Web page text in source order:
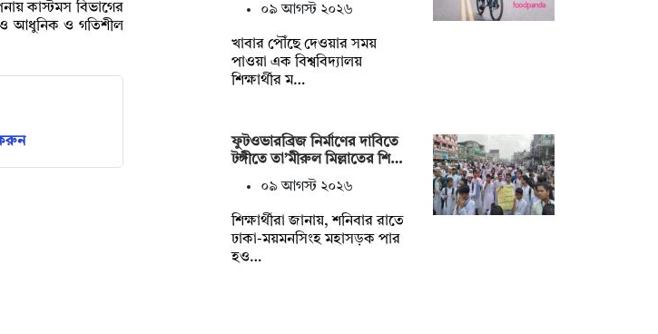
কাস্টমস বিভাগের
আধুনিক ও গতিশীল
০৯ আগস্ট ২০২৬
খাবার পৌঁছে দেওয়ার সময়
পাওয়া এক বিশ্ববিদ্যালয়
শিক্ষার্থীর ম…
ফুটওভারব্রিজ নির্মাণের দাবিতে
টঙ্গীতে তা’মীরুল মিল্লাতের শি…
০৯ আগস্ট ২০২৬
শিক্ষার্থীরা জানায়, শনিবার রাতে
ঢাকা-ময়মনসিংহ মহাসড়ক পার
হও…